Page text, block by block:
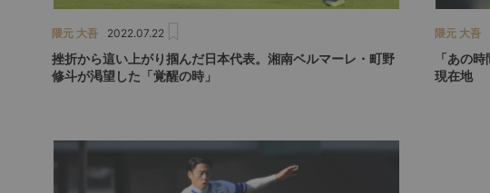
隈元 大吾 2022.07.22
挫折から這い上がり掴んだ日本代表。湘南ベルマーレ・町野
修斗が渇望した「覚醒の時」
隈元 大吾
「あの
現在地